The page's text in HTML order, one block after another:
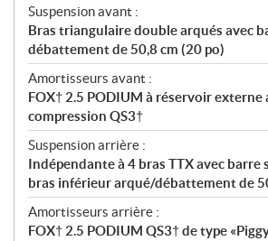
Suspension avant :
Bras triangulaire double arqués avec
débattement de 50,8 cm (20 po)
Amortisseurs avant :
FOX† 2.5 PODIUM à réservoir externe
compression QS3†
Suspension arrière :
Indépendante à 4 bras TTX avec
bras inférieur arqué/débattement de
Amortisseurs arrière :
FOX† 2.5 PODIUM QS3† de type